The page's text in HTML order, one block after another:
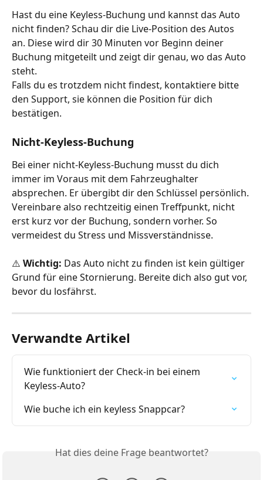
Hast du eine Keyless-Buchung und kannst das Auto
nicht finden? Schau dir die Live-Position des Autos
an. Diese wird dir 30 Minuten vor Beginn deiner
Buchung mitgeteilt und zeigt dir genau, wo das Auto
steht.
Falls du es trotzdem nicht findest, kontaktiere bitte
den Support, sie können die Position für dich
bestätigen.
Nicht-Keyless-Buchung
Bei einer nicht-Keyless-Buchung musst du dich
immer im Voraus mit dem Fahrzeughalter
absprechen. Er übergibt dir den Schlüssel persönlich.
Vereinbare also rechtzeitig einen Treffpunkt, nicht
erst kurz vor der Buchung, sondern vorher. So
vermeidest du Stress und Missverständnisse.
⚠️ Wichtig: Das Auto nicht zu finden ist kein gültiger
Grund für eine Stornierung. Bereite dich also gut vor,
bevor du losfährst.
Verwandte Artikel
Wie funktioniert der Check-in bei einem
Keyless-Auto?
Wie buche ich ein keyless Snappcar?
Hat dies deine Frage beantwortet?